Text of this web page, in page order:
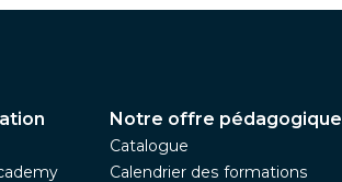
Notre offre pédagogique
Catalogue
Calendrier des formations